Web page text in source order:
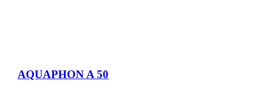
AQUAPHON A 50